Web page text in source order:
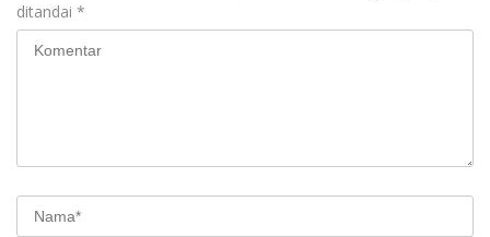
ditandai *